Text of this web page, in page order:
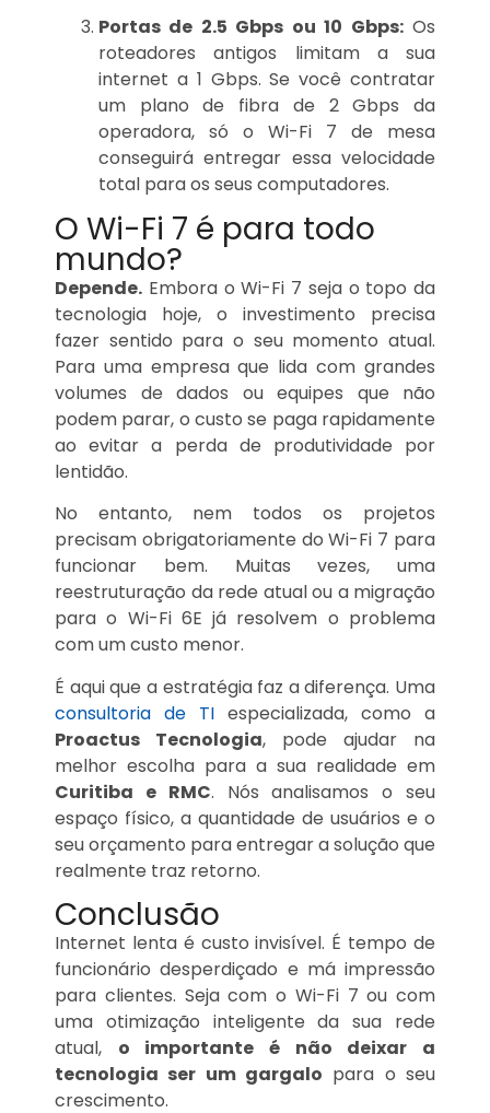
Portas de 2.5 Gbps ou 10 Gbps:Os
roteadores antigos limitam a sua
internet a 1 Gbps. Se você contratar
um plano de fibra de 2 Gbps da
operadora, só o Wi-Fi 7 de mesa
conseguirá entregar essa velocidade
total para os seus computadores.
O Wi-Fi 7 é para todo
mundo?
Depende. Embora o Wi-Fi 7 seja o topo da
tecnologia hoje, o investimento precisa
fazer sentido para o seu momento atual.
Para uma empresa que lida com grandes
volumes de dados ou equipes que não
podem parar, o custo se paga rapidamente
ao evitar a perda de produtividade por
lentidão.
No entanto, nem todos os projetos
precisam obrigatoriamente do Wi-Fi 7 para
funcionar bem. Muitas vezes, uma
reestruturação da rede atual ou a migração
para o Wi-Fi 6E já resolvem o problema
com um custo menor.
É aqui que a estratégia faz a diferença. Uma
consultoria de TI especializada, como a
Proactus Tecnologia, pode ajudar na
melhor escolha para a sua realidade em
Curitiba e RMC. Nós analisamos o seu
espaço físico, a quantidade de usuários e o
seu orçamento para entregar a solução que
realmente traz retorno.
Conclusão
Internet lenta é custo invisível. É tempo de
funcionário desperdiçado e má impressão
para clientes. Seja com o Wi-Fi 7 ou com
uma otimização inteligente da sua rede
atual, o importante é não deixar a
tecnologia ser um gargalo para o seu
crescimento.